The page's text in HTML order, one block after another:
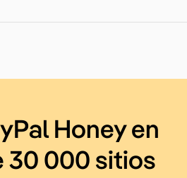
Honey en
30 000 sitios